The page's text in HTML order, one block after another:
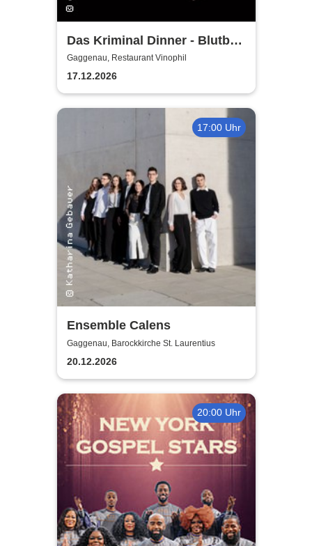
Das Kriminal Dinner - Blutbad
im Gemeinderat
Gaggenau, Restaurant Vinophil
17.12.2026
17:00 Uhr
Ensemble Calens
Gaggenau, Barockkirche St. Laurentius
20.12.2026
20:00 Uhr